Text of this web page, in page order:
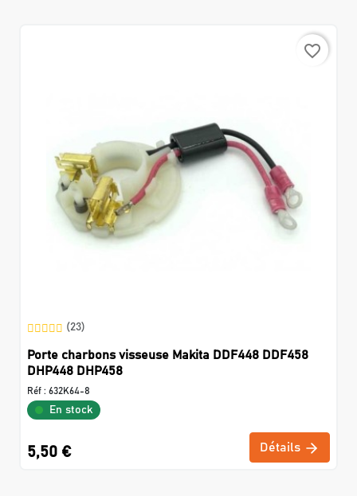
favorite_border
(23)
Porte charbons visseuse Makita DDF448 DDF458
DHP448 DHP458
Réf : 632K64-8
En stock
5,50 € Détails